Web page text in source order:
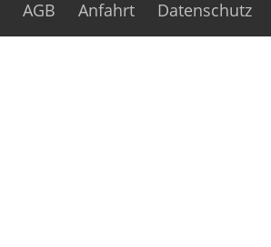
AGB Anfahrt Datenschutz